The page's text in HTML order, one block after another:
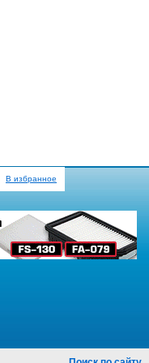
В избранное